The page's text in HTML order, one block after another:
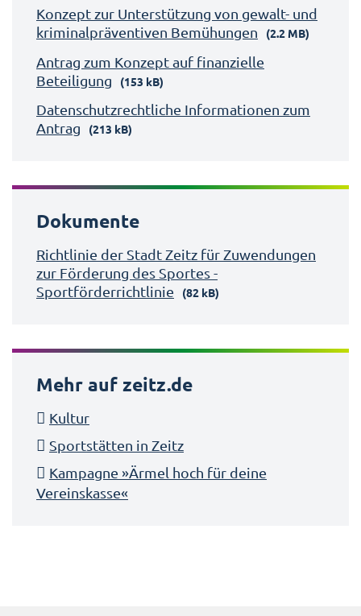
Konzept zur Unterstützung von gewalt- und
kriminalpräventiven Bemühungen
(2.2 MB)
Antrag zum Konzept auf finanzielle
Beteiligung
(153 kB)
Datenschutzrechtliche Informationen zum
Antrag
(213 kB)
Dokumente
Richtlinie der Stadt Zeitz für Zuwendungen
zur Förderung des Sportes -
Sportförderrichtlinie
(82 kB)
Mehr auf zeitz.de
Kultur
Sportstätten in Zeitz
Kampagne »Ärmel hoch für deine
Vereinskasse«